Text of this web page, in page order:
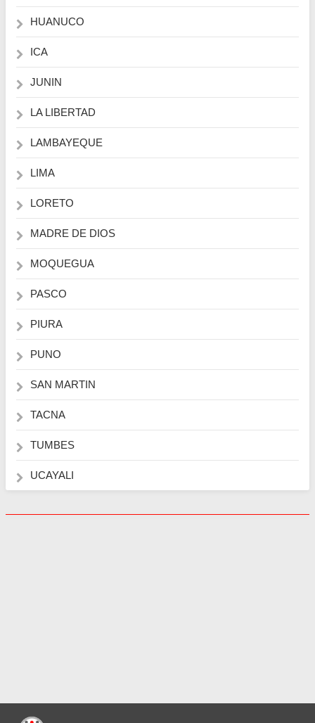
HUANUCO
ICA
JUNIN
LA LIBERTAD
LAMBAYEQUE
LIMA
LORETO
MADRE DE DIOS
MOQUEGUA
PASCO
PIURA
PUNO
SAN MARTIN
TACNA
TUMBES
UCAYALI